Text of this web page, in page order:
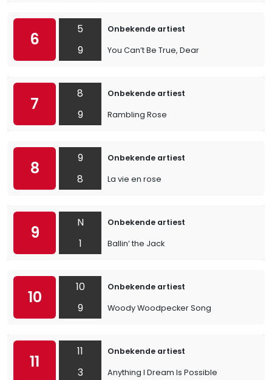
6
5
9
Onbekende artiest
You Can’t Be True, Dear
7
8
9
Onbekende artiest
Rambling Rose
8
9
8
Onbekende artiest
La vie en rose
9
N
1
Onbekende artiest
Ballin’ the Jack
10
10
9
Onbekende artiest
Woody Woodpecker Song
11
11
3
Onbekende artiest
Anything I Dream Is Possible